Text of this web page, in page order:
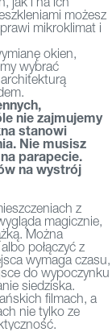
możesz
mikroklimat i
okien,
wybrać
nie zajmujemy
stanowi
Nie musisz
parapecie.
na wystrój
z
magicznie,
Można
połączyć z
wymaga czasu,
do wypoczynku
siedziska.
filmach, a
nie tylko ze